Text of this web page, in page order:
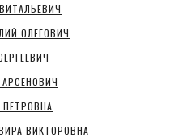
ОЛЕГОВИЧ
ПЕТРОВНА
ВИКТОРОВНА